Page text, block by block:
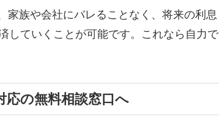
家族や会社にバレることなく、将来の利息
していくことが可能です。これなら自力で
応の無料相談窓口へ